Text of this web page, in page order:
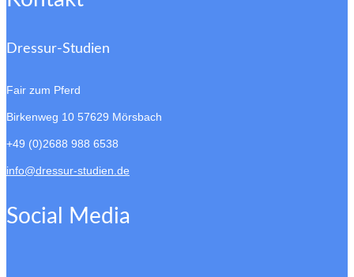
Dressur-Studien
Fair zum Pferd
Birkenweg 10 57629 Mörsbach
+49 (0)2688 988 6538
info@dressur-studien.de
Social Media